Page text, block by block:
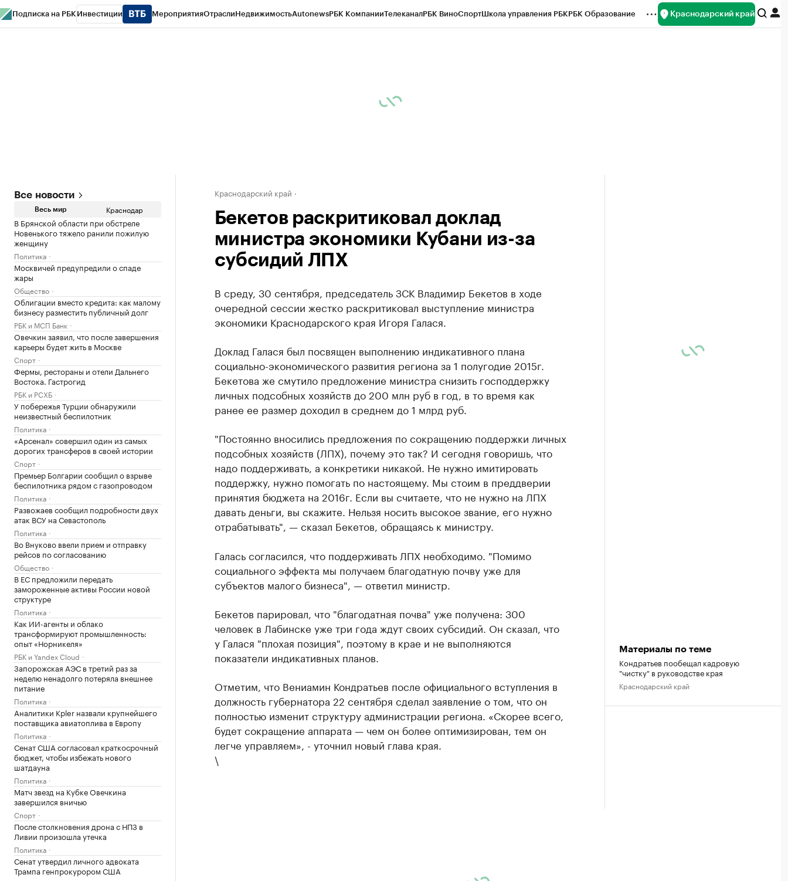
Подписка на РБК Инвестиции МероприятияОтраслиНедвижимостьAutonewsРБК КомпанииТелеканалРБК ВиноСпортШкола управления РБКРБК Образование Краснодарский край
Все новости
Весь мир Краснодар
В Брянской области при обстреле
Новенького тяжело ранили пожилую
женщину
Политика
Москвичей предупредили о спаде
жары
Общество
Облигации вместо кредита: как малому
бизнесу разместить публичный долг
РБК и МСП Банк
Овечкин заявил, что после завершения
карьеры будет жить в Москве
Спорт
Фермы, рестораны и отели Дальнего
Востока. Гастрогид
РБК и РСХБ
У побережья Турции обнаружили
неизвестный беспилотник
Политика
«Арсенал» совершил один из самых
дорогих трансферов в своей истории
Спорт
Премьер Болгарии сообщил о взрыве
беспилотника рядом с газопроводом
Политика
Развожаев сообщил подробности двух
атак ВСУ на Севастополь
Политика
Во Внуково ввели прием и отправку
рейсов по согласованию
Общество
В ЕС предложили передать
замороженные активы России новой
структуре
Политика
Как ИИ-агенты и облако
трансформируют промышленность:
опыт «Норникеля»
РБК и Yandex Cloud
Запорожская АЭС в третий раз за
неделю ненадолго потеряла внешнее
питание
Политика
Аналитики Kpler назвали крупнейшего
поставщика авиатоплива в Европу
Политика
Сенат США согласовал краткосрочный
бюджет, чтобы избежать нового
шатдауна
Политика
Матч звезд на Кубке Овечкина
завершился вничью
Спорт
После столкновения дрона с НПЗ в
Ливии произошла утечка
Политика
Сенат утвердил личного адвоката
Трампа генпрокурором США
Краснодарский край
Бекетов раскритиковал доклад
министра экономики Кубани из-за
субсидий ЛПХ
В среду, 30 сентября, председатель ЗСК Владимир Бекетов в ходе
очередной сессии жестко раскритиковал выступление министра
экономики Краснодарского края Игоря Галася.
Доклад Галася был посвящен выполнению индикативного плана
социально-экономического развития региона за 1 полугодие 2015г.
Бекетова же смутило предложение министра снизить господдержку
личных подсобных хозяйств до 200 млн руб в год, в то время как
ранее ее размер доходил в среднем до 1 млрд руб.
"Постоянно вносились предложения по сокращению поддержки личных
подсобных хозяйств (ЛПХ), почему это так? И сегодня говоришь, что
надо поддерживать, а конкретики никакой. Не нужно имитировать
поддержку, нужно помогать по настоящему. Мы стоим в преддверии
принятия бюджета на 2016г. Если вы считаете, что не нужно на ЛПХ
давать деньги, вы скажите. Нельзя носить высокое звание, его нужно
отрабатывать", — сказал Бекетов, обращаясь к министру.
Галась согласился, что поддерживать ЛПХ необходимо. "Помимо
социального эффекта мы получаем благодатную почву уже для
субъектов малого бизнеса", — ответил министр.
Бекетов парировал, что "благодатная почва" уже получена: 300
человек в Лабинске уже три года ждут своих субсидий. Он сказал, что
у Галася "плохая позиция", поэтому в крае и не выполняются
показатели индикативных планов.
Отметим, что Вениамин Кондратьев после официального вступления в
должность губернатора 22 сентября сделал заявление о том, что он
полностью изменит структуру администрации региона. «Скорее всего,
будет сокращение аппарата — чем он более оптимизирован, тем он
легче управляем», - уточнил новый глава края.
\
Материалы по теме
Кондратьев пообещал кадровую
"чистку" в руководстве края
Краснодарский край